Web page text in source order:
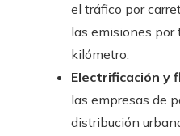
el tráfico por
las emisiones por
kilómetro.
Electrificación y
las empresas de
distribución